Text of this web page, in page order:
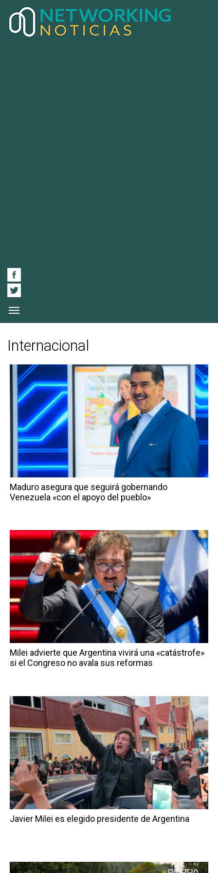
Internacional
Maduro asegura que seguirá gobernando
Venezuela «con el apoyo del pueblo»
Milei advierte que Argentina vivirá una «catástrofe»
si el Congreso no avala sus reformas
Javier Milei es elegido presidente de Argentina